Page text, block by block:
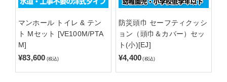
マンホール トイレ & テン
ト Mセット [VE100M/PTA
M]
¥83,600 (税込)
防災頭巾 セーフティクッシ
ョン（頭巾＆カバー）セッ
ト(小)[EJ]
¥4,400 (税込)